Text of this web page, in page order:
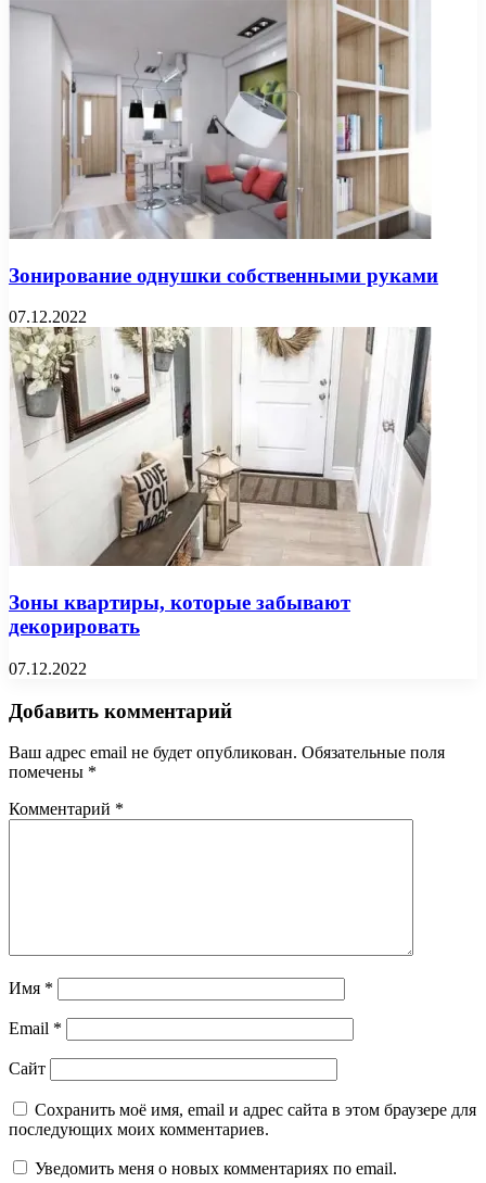
Зонирование однушки собственными руками
07.12.2022
Зоны квартиры, которые забывают
декорировать
07.12.2022
Добавить комментарий
Ваш адрес email не будет опубликован. Обязательные поля
помечены *
Комментарий *
Имя *
Email *
Сайт
Сохранить моё имя, email и адрес сайта в этом браузере для
последующих моих комментариев.
Уведомить меня о новых комментариях по email.